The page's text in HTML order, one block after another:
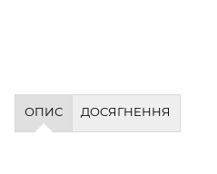
ОПИС ДОСЯГНЕННЯ